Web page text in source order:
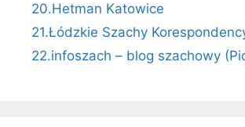
20.Hetman Katowice
21.Łódzkie Szachy
22.infoszach – blog szachowy